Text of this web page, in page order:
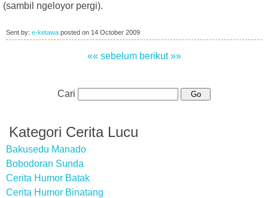
(sambil ngeloyor pergi).
Sent by: e-ketawa posted on 14 October 2009
«« sebelum berikut »»
Cari
Kategori Cerita Lucu
Bakusedu Manado
Bobodoran Sunda
Cerita Humor Batak
Cerita Humor Binatang